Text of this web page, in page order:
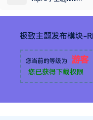
子主题jizhi子主题火车头采集